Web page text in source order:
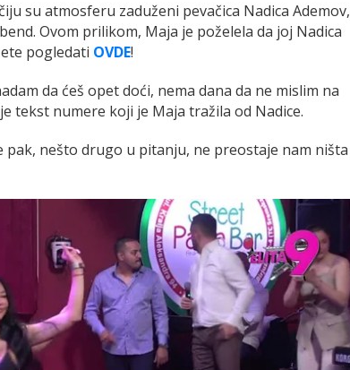
su atmosferu zaduženi pevačica Nadica Ademov,
Ovom prilikom, Maja je poželela da joj Nadica
pogledati OVDE!
da ćeš opet doći, nema dana da ne mislim na
tekst numere koji je Maja tražila od Nadice.
pak, nešto drugo u pitanju, ne preostaje nam ništa